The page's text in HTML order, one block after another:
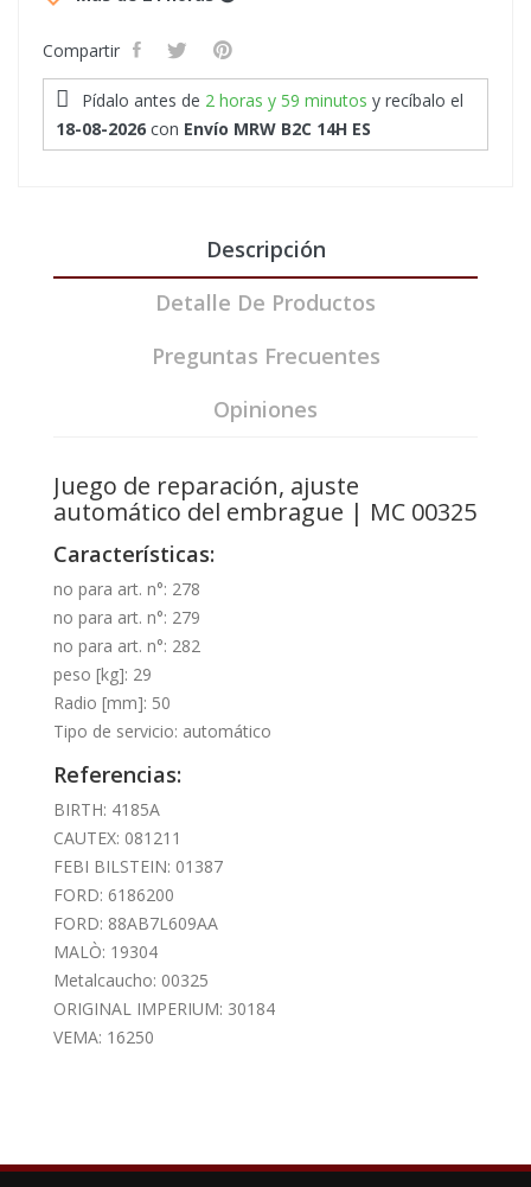
Compartir
Pídalo antes de 2 horas y 59 minutos y recíbalo el
18-08-2026 con Envío MRW B2C 14H ES
Descripción
Detalle De Productos
Preguntas Frecuentes
Opiniones
Juego de reparación, ajuste
automático del embrague | MC 00325
Características:
no para art. n°: 278
no para art. n°: 279
no para art. n°: 282
peso [kg]: 29
Radio [mm]: 50
Tipo de servicio: automático
Referencias:
BIRTH: 4185A
CAUTEX: 081211
FEBI BILSTEIN: 01387
FORD: 6186200
FORD: 88AB7L609AA
MALÒ: 19304
Metalcaucho: 00325
ORIGINAL IMPERIUM: 30184
VEMA: 16250